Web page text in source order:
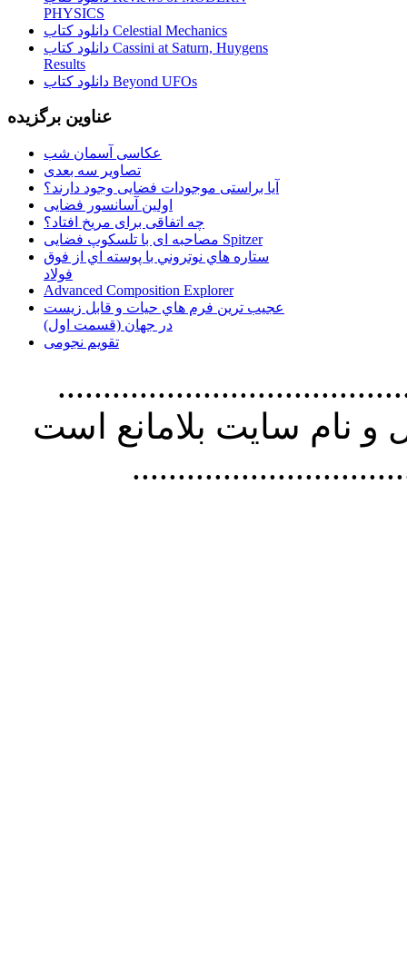
PHYSICS
دانلود کتاب Celestial Mechanics
دانلود کتاب Cassini at Saturn, Huygens
Results
دانلود کتاب Beyond UFOs
عناوین برگزیده
عکاسی آسمان شب
تصاویر سه بعدی
آیا براستی موجودات فضایی وجود دارند؟
اولین آسانسور فضایی
چه اتفاقی برای مریخ افتاد؟
مصاحبه ای با تلسکوپ فضایی Spitzer
ستاره هاي نوتروني با پوسته اي از فوق
فولاد
Advanced Composition Explorer
عجیب ترین فرم هاي حيات و قابل زيست
در جهان (قسمت اول)
تقویم نجومی
استفاده از
نام سايت بلامانع است